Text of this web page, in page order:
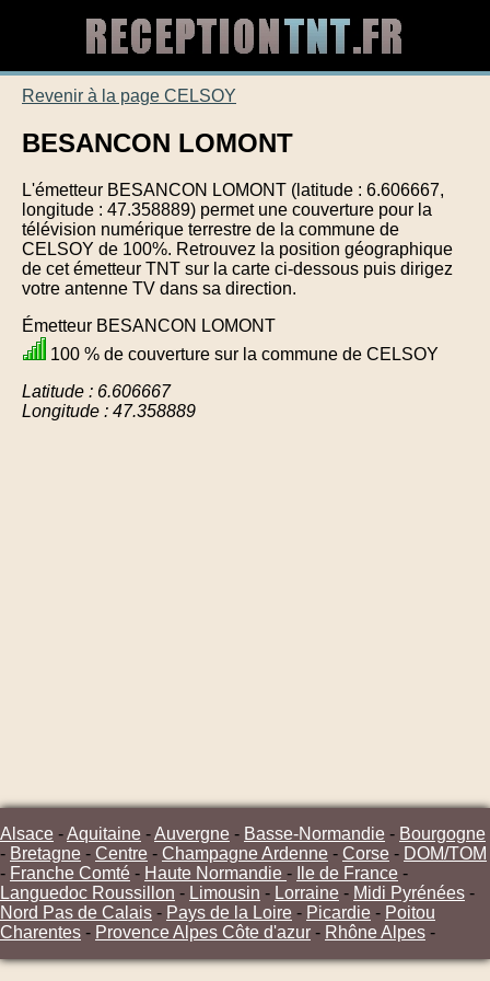
Revenir à la page CELSOY
BESANCON LOMONT
L'émetteur BESANCON LOMONT (latitude : 6.606667,
longitude : 47.358889) permet une couverture pour la
télévision numérique terrestre de la commune de
CELSOY de 100%. Retrouvez la position géographique
de cet émetteur TNT sur la carte ci-dessous puis dirigez
votre antenne TV dans sa direction.
Émetteur BESANCON LOMONT
100 % de couverture sur la commune de CELSOY
Latitude : 6.606667
Longitude : 47.358889
Alsace -Aquitaine -Auvergne - Basse-Normandie - Bourgogne
- Bretagne - Centre - Champagne Ardenne - Corse - DOM/TOM
- Franche Comté - Haute Normandie - Ile de France -
Languedoc Roussillon - Limousin - Lorraine - Midi Pyrénées -
Nord Pas de Calais - Pays de la Loire - Picardie - Poitou
Charentes - Provence Alpes Côte d'azur - Rhône Alpes -